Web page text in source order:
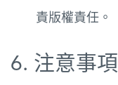
責版權責任。
6. 注意事項